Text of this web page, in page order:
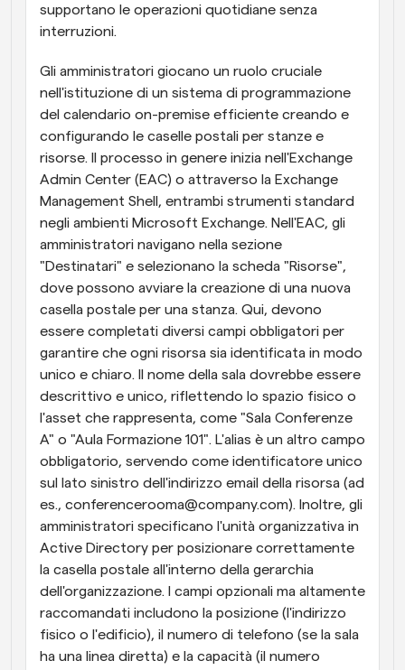
supportano le operazioni quotidiane senza
interruzioni.
Gli amministratori giocano un ruolo cruciale
nell'istituzione di un sistema di programmazione
del calendario on-premise efficiente creando e
configurando le caselle postali per stanze e
risorse. Il processo in genere inizia nell'Exchange
Admin Center (EAC) o attraverso la Exchange
Management Shell, entrambi strumenti standard
negli ambienti Microsoft Exchange. Nell'EAC, gli
amministratori navigano nella sezione
"Destinatari" e selezionano la scheda "Risorse",
dove possono avviare la creazione di una nuova
casella postale per una stanza. Qui, devono
essere completati diversi campi obbligatori per
garantire che ogni risorsa sia identificata in modo
unico e chiaro. Il nome della sala dovrebbe essere
descrittivo e unico, riflettendo lo spazio fisico o
l'asset che rappresenta, come "Sala Conferenze
A" o "Aula Formazione 101". L'alias è un altro campo
obbligatorio, servendo come identificatore unico
sul lato sinistro dell'indirizzo email della risorsa (ad
es., conferencerooma@company.com). Inoltre, gli
amministratori specificano l'unità organizzativa in
Active Directory per posizionare correttamente
la casella postale all'interno della gerarchia
dell'organizzazione. I campi opzionali ma altamente
raccomandati includono la posizione (l'indirizzo
fisico o l'edificio), il numero di telefono (se la sala
ha una linea diretta) e la capacità (il numero